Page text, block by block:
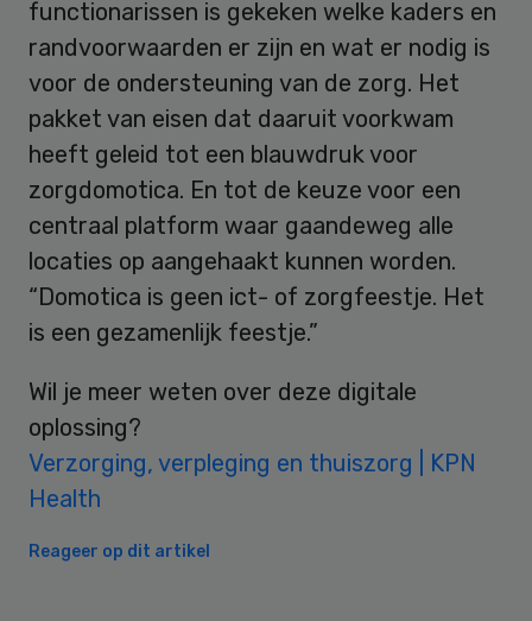
functionarissen is gekeken welke kaders en
randvoorwaarden er zijn en wat er nodig is
voor de ondersteuning van de zorg. Het
pakket van eisen dat daaruit voorkwam
heeft geleid tot een blauwdruk voor
zorgdomotica. En tot de keuze voor een
centraal platform waar gaandeweg alle
locaties op aangehaakt kunnen worden.
“Domotica is geen ict- of zorgfeestje. Het
is een gezamenlijk feestje.”
Wil je meer weten over deze digitale
oplossing?
Verzorging, verpleging en thuiszorg | KPN
Health
Reageer op dit artikel